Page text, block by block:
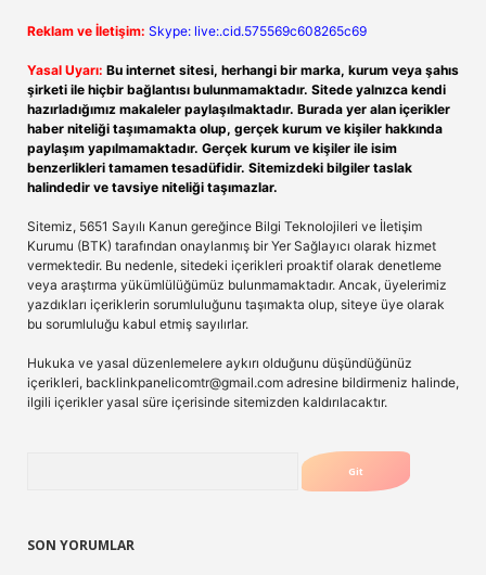
Reklam ve İletişim: Skype: live:.cid.575569c608265c69
Yasal Uyarı: Bu internet sitesi, herhangi bir marka, kurum veya şahıs
şirketi ile hiçbir bağlantısı bulunmamaktadır. Sitede yalnızca kendi
hazırladığımız makaleler paylaşılmaktadır. Burada yer alan içerikler
haber niteliği taşımamakta olup, gerçek kurum ve kişiler hakkında
paylaşım yapılmamaktadır. Gerçek kurum ve kişiler ile isim
benzerlikleri tamamen tesadüfidir. Sitemizdeki bilgiler taslak
halindedir ve tavsiye niteliği taşımazlar.
Sitemiz, 5651 Sayılı Kanun gereğince Bilgi Teknolojileri ve İletişim
Kurumu (BTK) tarafından onaylanmış bir Yer Sağlayıcı olarak hizmet
vermektedir. Bu nedenle, sitedeki içerikleri proaktif olarak denetleme
veya araştırma yükümlülüğümüz bulunmamaktadır. Ancak, üyelerimiz
yazdıkları içeriklerin sorumluluğunu taşımakta olup, siteye üye olarak
bu sorumluluğu kabul etmiş sayılırlar.
Hukuka ve yasal düzenlemelere aykırı olduğunu düşündüğünüz
içerikleri, backlinkpanelicomtr@gmail.com adresine bildirmeniz halinde,
ilgili içerikler yasal süre içerisinde sitemizden kaldırılacaktır.
SON YORUMLAR